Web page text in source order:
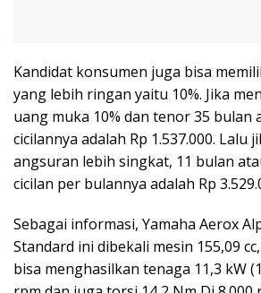
Kandidat konsumen juga bisa
yang lebih ringan yaitu 10%. Jika
uang muka 10% dan tenor 35 bulan
cicilannya adalah Rp 1.537.000. Lalu
angsuran lebih singkat, 11 bulan
cicilan per bulannya adalah Rp
Sebagai informasi, Yamaha Aerox
Standard ini dibekali mesin 155,09
bisa menghasilkan tenaga 11,3 kW